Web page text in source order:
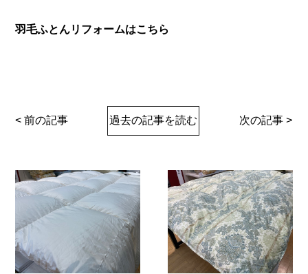
羽毛ふとんリフォームはこちら
< 前の記事 過去の記事を読む 次の記事 >